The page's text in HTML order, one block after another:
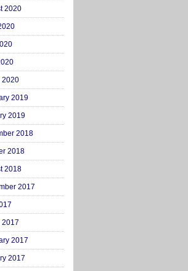
2020
2020
2019
2019
2018
2018
2018
2017
2017
2017
2017